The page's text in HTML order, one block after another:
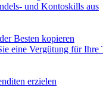
und Kontoskills aus
Besten kopieren
eine Vergütung für Ihre
erzielen